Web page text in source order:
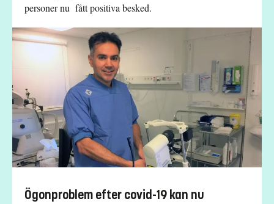
personer nu fått positiva besked.
Ögonproblem efter covid-19 kan nu